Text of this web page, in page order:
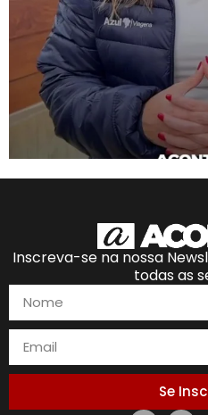
Inscreva-se na nossa
todas as
Se